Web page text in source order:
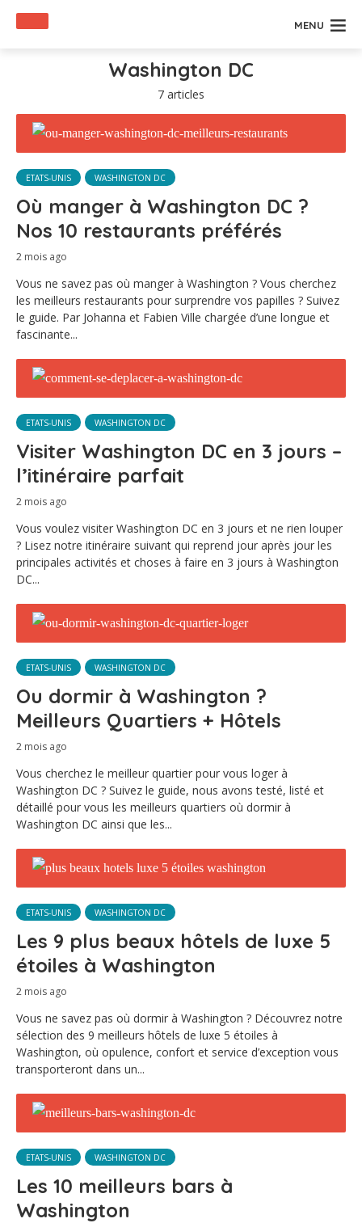
MENU
Washington DC
7 articles
ETATS-UNIS WASHINGTON DC
Où manger à Washington DC ?
Nos 10 restaurants préférés
2 mois ago
Vous ne savez pas où manger à Washington ? Vous cherchez
les meilleurs restaurants pour surprendre vos papilles ? Suivez
le guide. Par Johanna et Fabien Ville chargée d’une longue et
fascinante...
ETATS-UNIS WASHINGTON DC
Visiter Washington DC en 3 jours –
l’itinéraire parfait
2 mois ago
Vous voulez visiter Washington DC en 3 jours et ne rien louper
? Lisez notre itinéraire suivant qui reprend jour après jour les
principales activités et choses à faire en 3 jours à Washington
DC...
ETATS-UNIS WASHINGTON DC
Ou dormir à Washington ?
Meilleurs Quartiers + Hôtels
2 mois ago
Vous cherchez le meilleur quartier pour vous loger à
Washington DC ? Suivez le guide, nous avons testé, listé et
détaillé pour vous les meilleurs quartiers où dormir à
Washington DC ainsi que les...
ETATS-UNIS WASHINGTON DC
Les 9 plus beaux hôtels de luxe 5
étoiles à Washington
2 mois ago
Vous ne savez pas où dormir à Washington ? Découvrez notre
sélection des 9 meilleurs hôtels de luxe 5 étoiles à
Washington, où opulence, confort et service d’exception vous
transporteront dans un...
ETATS-UNIS WASHINGTON DC
Les 10 meilleurs bars à
Washington